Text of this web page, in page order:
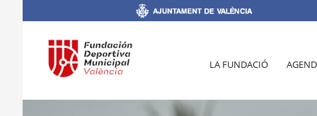
LA FUNDACIÓ